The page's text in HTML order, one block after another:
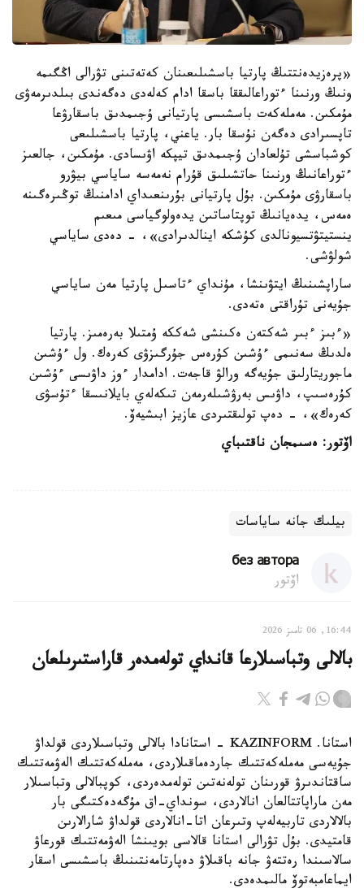
«پرەزيدەنتتىڭ پارتيا باسشىلىعىنان كەتەتىنى تۋرالى اڭگىمە
ونىڭ ورنىنا ءتوراعالىققا باسقا ادام كەلەدى دەگەندى بىلدىرمەۋى
مۇمكىن. مەملەكەت باسشىسى پارتيانى ۇجىمدىق باسقارۋعا
تاپسىرادى دەگەن نۇسقا بار. ياعني، پارتيا باسشىلىعى
كوشباسشى تۇلعادان ۇجىمدىق تيپكە اۋىسادى. مۇمكىن، جالعىز
ءتوراعانىڭ ورنىنا حاتشىلىق قۇرام نەمەسە ساياسي بيۋرو
باسقارۋى مۇمكىن. بۇل پارتيانى بۇرىنعىداي ادامنىڭ توڭىرەگىنە
ەمەس، يدەيانىڭ توپتاساتىن يدەولوگياسى مىعىم
ينستيتۋتسيونالدى كۇشكە اينالدىرادى»، - دەدى ساياسي
شولۋشى.
ساراپشىنىڭ ايتۋىنشا، مۇنداي ءتاسىل پارتيا مەن ساياسي
جۇيەنى تۇراقتى ەتەدى.
«ءبىز ءبىر شەكتەن ەكىنشى شەككە ۇمتىلا بەرەمىز. پارتيا
ەلدىڭ سەنىمى ءۇشىن كۇرەس جۇرگىزۋى كەرەك. ول ءۇشىن
ماجوريتارلىق جۇيەگە ورالۋ قاجەت. ادامدار ءوز داۋىسى ءۇشىن
كۇرەسىپ، داۋىس بەرۋشىلەرمەن تىكەلەي بايلانىسقا ءتۇسۋى
كەرەك»، - دەپ تولىقتىردى عازيز ابىشيەۆ.
اۆتور: ەسىمجان ناقتىباي
بيلىك جانە ساياسات
без автора
اۆتور
16:44, 06 تامىز 2026
بالالى وتباسىلارعا قانداي تولەمدەر قاراستىرىلعان
استانا. KAZINFORM - استانادا بالالى وتباسىلاردى قولداۋ
جۇيەسى مەملەكەتتىك جاردەماقىلاردى، مەملەكەتتىك الەۋمەتتىك
ساقتاندىرۋ قورىنان تولەنەتىن تولەمدەردى، كوپبالالى وتباسىلار
مەن ماراپاتتالعان انالاردى، سونداي-اق مۇگەدەكتىگى بار
بالالاردى تاربيەلەپ وتىرعان اتا-انالاردى قولداۋ شارالارىن
قامتيدى. بۇل تۋرالى استانا قالاسى بويىنشا الەۋمەتتىك قورعاۋ
سالاسىندا رەتتەۋ جانە باقىلاۋ دەپارتامەنتىنىڭ باسشىسى اسقار
ايماعامبەتوۆ مالىمدەدى.